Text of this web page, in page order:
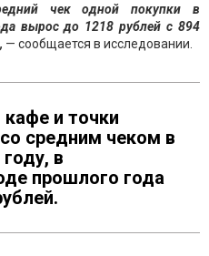
чек одной покупки в
вырос до 1218 рублей с 894
— сообщается в исследовании.
и точки
средним чеком в
в
прошлого года